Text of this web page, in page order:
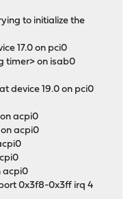
to initialize the
17.0 on pci0
timer> on isab0
device 19.0 on pci0
acpi0
on acpi0
acpi0
0x3f8-0x3ff irq 4